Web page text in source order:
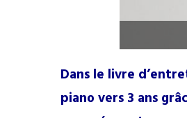
Dans le livre
piano vers 3 ans